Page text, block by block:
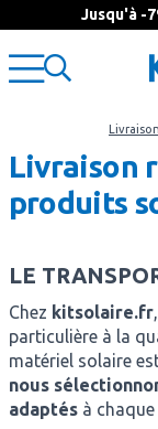
Jusqu'à -
Livraison
produits
LE
Chez kitsolaire.fr
particulière à la
matériel solaire
nous
adaptésà